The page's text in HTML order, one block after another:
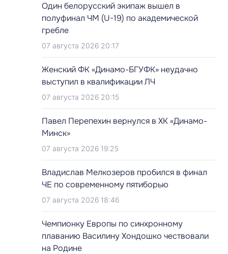
Один белорусский экипаж вышел в
полуфинал ЧМ (U-19) по академической
гребле
07 августа 2026 20:17
Женский ФК «Динамо-БГУФК» неудачно
выступил в квалификации ЛЧ
07 августа 2026 20:15
Павел Перепехин вернулся в ХК «Динамо-
Минск»
07 августа 2026 19:25
Владислав Мелкозеров пробился в финал
ЧЕ по современному пятиборью
07 августа 2026 18:46
Чемпионку Европы по синхронному
плаванию Василину Хондошко чествовали
на Родине